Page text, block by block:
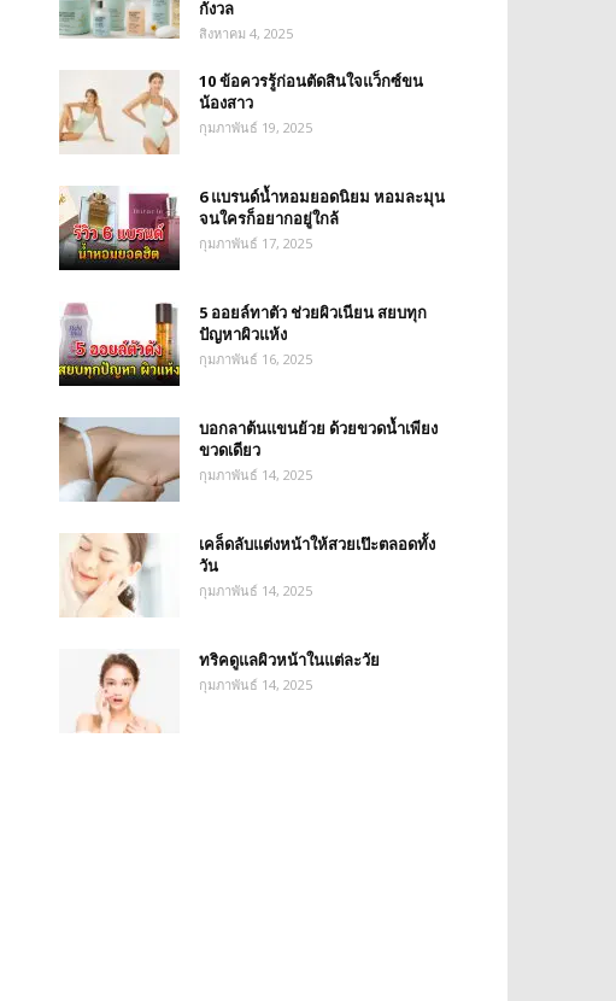
กังวล
สิงหาคม 4, 2025
10 ข้อควรรู้ก่อนตัดสินใจแว็กซ์ขน
น้องสาว
กุมภาพันธ์ 19, 2025
6 แบรนด์น้ำหอมยอดนิยม หอมละมุน
จนใครก็อยากอยู่ใกล้
กุมภาพันธ์ 17, 2025
5 ออยล์ทาตัว ช่วยผิวเนียน สยบทุก
ปัญหาผิวแห้ง
กุมภาพันธ์ 16, 2025
บอกลาต้นแขนย้วย ด้วยขวดน้ำเพียง
ขวดเดียว
กุมภาพันธ์ 14, 2025
เคล็ดลับแต่งหน้าให้สวยเป๊ะตลอดทั้ง
วัน
กุมภาพันธ์ 14, 2025
ทริคดูแลผิวหน้าในแต่ละวัย
กุมภาพันธ์ 14, 2025